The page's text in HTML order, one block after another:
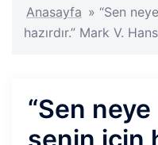
Anasayfa » “Sen
hazırdır.” Mark V.
“Sen